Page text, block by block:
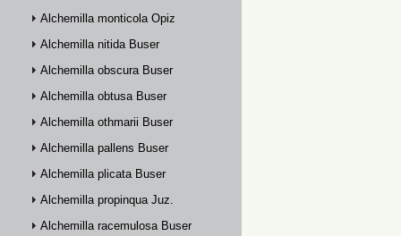
Alchemilla monticola Opiz
Alchemilla nitida Buser
Alchemilla obscura Buser
Alchemilla obtusa Buser
Alchemilla othmarii Buser
Alchemilla pallens Buser
Alchemilla plicata Buser
Alchemilla propinqua Juz.
Alchemilla racemulosa Buser